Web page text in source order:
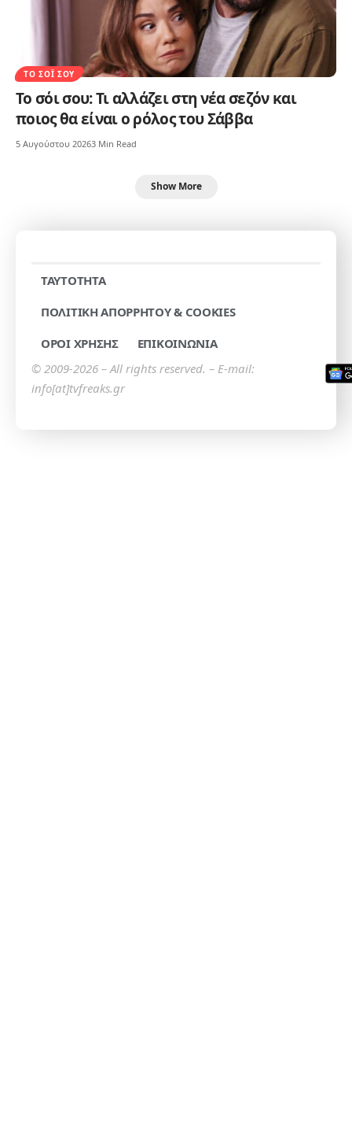
ΤΟ ΣΌΙ ΣΟΥ
Το σόι σου: Τι αλλάζει στη νέα σεζόν και
ποιος θα είναι ο ρόλος του Σάββα
5 Αυγούστου 20263 Min Read
Show More
TAYTOTHTA
ΠΟΛΙΤΙΚΗ ΑΠΟΡΡΗΤΟΥ & COOKIES
ΟΡΟΙ ΧΡΗΣΗΣ
ΕΠΙΚΟΙΝΩΝΙΑ
© 2009-2026 – All rights reserved. – E-mail:
info[at]tvfreaks.gr